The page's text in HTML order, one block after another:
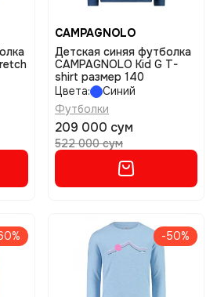
CAMPAGNOLO
Детская синяя футболка
CAMPAGNOLO Kid G T-
shirt размер 140
Цвета:
Синий
Футболки
209 000 сум
522 000 сум
-50%